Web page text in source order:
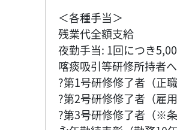
＜各種手当＞
残業代全額支給
夜勤手当: 1回につき
喀痰吸引等研修所持者
?第1号研修修了者（正
?第2号研修修了者（雇
?第3号研修修了者（※